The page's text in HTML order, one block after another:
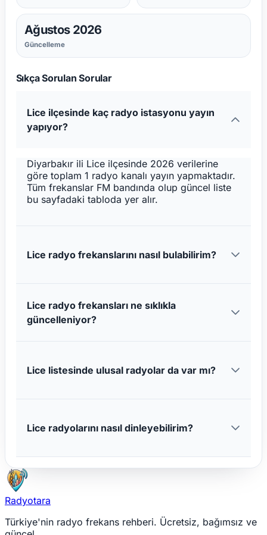
Ağustos 2026
Güncelleme
Sıkça Sorulan Sorular
Lice ilçesinde kaç radyo istasyonu yayın
yapıyor?
Diyarbakır ili Lice ilçesinde 2026 verilerine
göre toplam 1 radyo kanalı yayın yapmaktadır.
Tüm frekanslar FM bandında olup güncel liste
bu sayfadaki tabloda yer alır.
Lice radyo frekanslarını nasıl bulabilirim?
Lice radyo frekansları ne sıklıkla
güncelleniyor?
Lice listesinde ulusal radyolar da var mı?
Lice radyolarını nasıl dinleyebilirim?
Radyotara
Türkiye'nin radyo frekans rehberi. Ücretsiz, bağımsız ve